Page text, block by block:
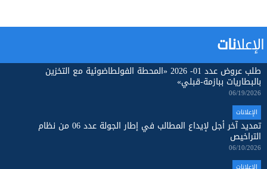
الإعلانات
طلب عروض عدد 01- 2026 «المحطة الفولطاضوئية مع التخزين
بالبطاريات ببازمة-قبلي»
06/19/2026
الإعلانات
تمديد آخر أجل لإيداع المطالب في إطار الجولة عدد 06 من نظام
التراخيص
06/10/2026